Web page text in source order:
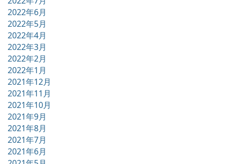
2022年6月
2022年5月
2022年4月
2022年3月
2022年2月
2022年1月
2021年12月
2021年11月
2021年10月
2021年9月
2021年8月
2021年7月
2021年6月